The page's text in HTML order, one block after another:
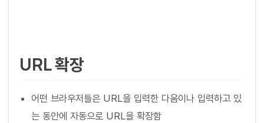
URL 확장
어떤 브라우저들은 URL을 입력한 다음이나 입력하고 있
는 동안에 자동으로 URL을 확장함